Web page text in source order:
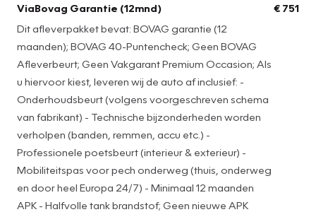
deze bedraagt: €18.650,-. Als u hiervoor kiest, leveren wij
de auto af inclusief:
• Onderhoudsbeurt (volgens voorgeschreven schema van
fabrikant)
• Technische bijzonderheden worden verholpen (banden,
accu etc.)
• Professionele poetsbeurt (interieur & exterieur)
• Mobiliteitspas voor pech onderweg (thuis, onderweg en
door heel Europa 24/7)
• Halfvolle tank brandstof
* Nieuwe/gebruikte winterbandenset tegen meerprijs
ViaBovag Garantie (12mnd)
Dit afleverpakket bevat: BOVAG garantie (12
maanden); BOVAG 40-Puntencheck; Geen BOVAG
Afleverbeurt; Geen Vakgarant Premium Occasion; Als
u hiervoor kiest, leveren wij de auto af inclusief: -
Onderhoudsbeurt (volgens voorgeschreven schema
van fabrikant) - Technische bijzonderheden worden
verholpen (banden, remmen, accu etc.) -
Professionele poetsbeurt (interieur & exterieur) -
Mobiliteitspas voor pech onderweg (thuis, onderweg
en door heel Europa 24/7) - Minimaal 12 maanden
APK - Halfvolle tank brandstof; Geen nieuwe APK
€ 751